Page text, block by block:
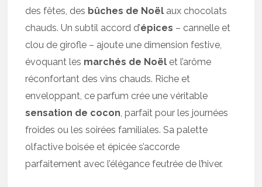
des fêtes, des bûches de Noël aux chocolats
chauds. Un subtil accord d’épices – cannelle et
clou de girofle – ajoute une dimension festive,
évoquant les marchés de Noël et l’arôme
réconfortant des vins chauds. Riche et
enveloppant, ce parfum crée une véritable
sensation de cocon , parfait pour les journées
froides ou les soirées familiales. Sa palette
olfactive boisée et épicée s’accorde
parfaitement avec l’élégance feutrée de l’hiver.